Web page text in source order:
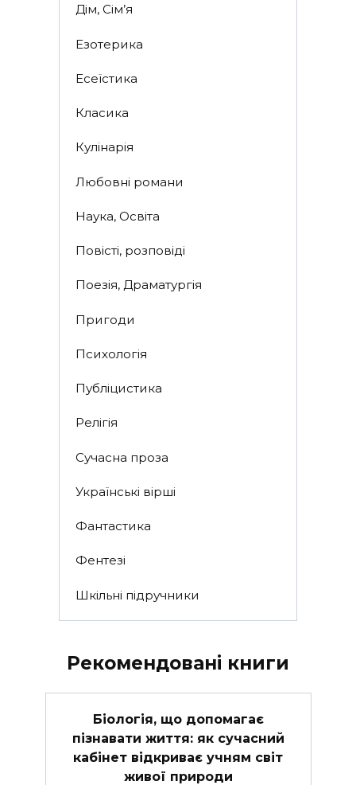
Дім, Сім’я
Езотерика
Есеїстика
Класика
Кулінарія
Любовні романи
Наука, Освіта
Повісті, розповіді
Поезія, Драматургія
Пригоди
Психологія
Публіцистика
Релігія
Сучасна проза
Українські вірші
Фантастика
Фентезі
Шкільні підручники
Рекомендовані книги
Біологія, що допомагає
пізнавати життя: як сучасний
кабінет відкриває учням світ
живої природи